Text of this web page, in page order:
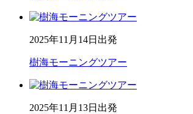
2025年11月14日出発
樹海モーニングツアー
2025年11月13日出発